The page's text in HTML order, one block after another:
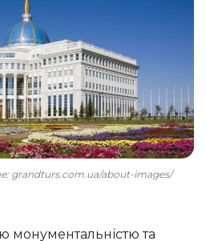
grandturs.com.ua/about-images/
монументальністю та